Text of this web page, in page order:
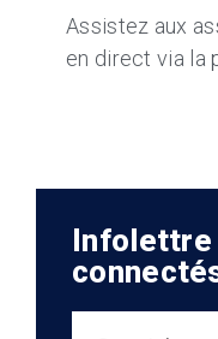
Assistez aux
en direct via la
Infolettre